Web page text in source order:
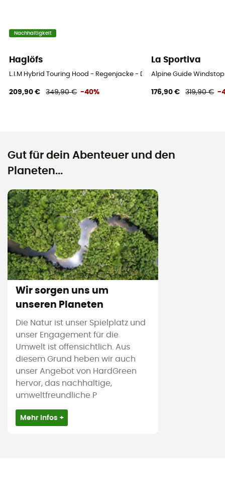
Nachhaltigkeit
Haglöfs
L.I.M Hybrid Touring Hood - Regenjacke - Damen
209,90 € 349,90 € -40%
La Sportiva
Alpine Guide
176,90 € 319,90 € -
Gut für dein Abenteuer und den
Planeten...
Wir sorgen uns um
unseren Planeten
Die Natur ist unser Spielplatz und
unser Engagement für die
Umwelt ist offensichtlich. Aus
diesem Grund heben wir auch
unser Angebot von HardGreen
hervor, das nachhaltige,
umweltfreundliche P
Mehr Infos +